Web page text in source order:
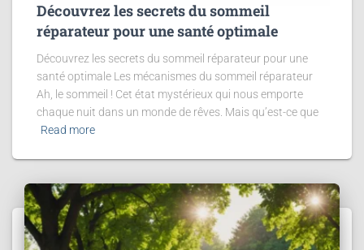
Découvrez les secrets du sommeil
réparateur pour une santé optimale
Découvrez les secrets du sommeil réparateur pour une
santé optimale Les mécanismes du sommeil réparateur
Ah, le sommeil ! Cet état mystérieux qui nous emporte
chaque nuit dans un monde de rêves. Mais qu’est-ce que
Read more